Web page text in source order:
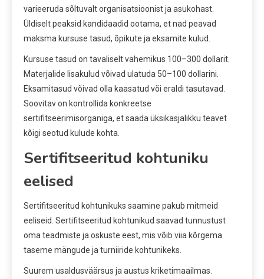
varieeruda sõltuvalt organisatsioonist ja asukohast.
Üldiselt peaksid kandidaadid ootama, et nad peavad
maksma kursuse tasud, õpikute ja eksamite kulud.
Kursuse tasud on tavaliselt vahemikus 100–300 dollarit.
Materjalide lisakulud võivad ulatuda 50–100 dollarini.
Eksamitasud võivad olla kaasatud või eraldi tasutavad.
Soovitav on kontrollida konkreetse
sertifitseerimisorganiga, et saada üksikasjalikku teavet
kõigi seotud kulude kohta.
Sertifitseeritud kohtuniku
eelised
Sertifitseeritud kohtunikuks saamine pakub mitmeid
eeliseid. Sertifitseeritud kohtunikud saavad tunnustust
oma teadmiste ja oskuste eest, mis võib viia kõrgema
taseme mängude ja turniiride kohtunikeks.
Suurem usaldusväärsus ja austus kriketimaailmas.